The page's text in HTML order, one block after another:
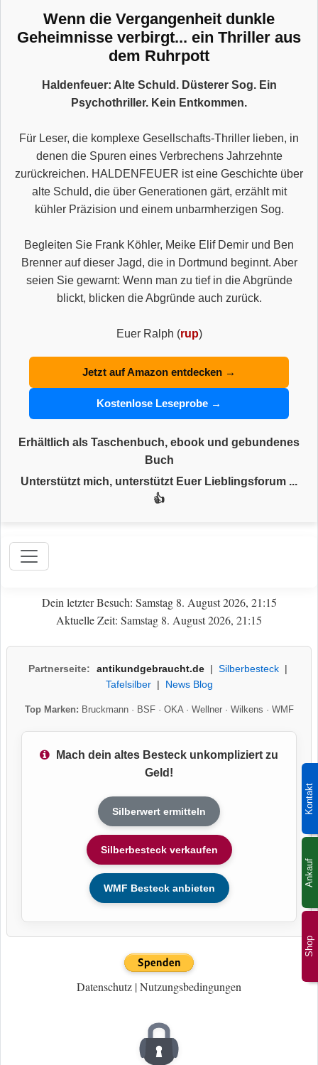
Shop
Kontakt
Ankauf
Wenn die Vergangenheit dunkle
Geheimnisse verbirgt... ein Thriller aus
dem Ruhrpott
Haldenfeuer: Alte Schuld. Düsterer Sog. Ein
Psychothriller. Kein Entkommen.
Für Leser, die komplexe Gesellschafts-Thriller lieben, in
denen die Spuren eines Verbrechens Jahrzehnte
zurückreichen. HALDENFEUER ist eine Geschichte über
alte Schuld, die über Generationen gärt, erzählt mit
kühler Präzision und einem unbarmherzigen Sog.
Begleiten Sie Frank Köhler, Meike Elif Demir und Ben
Brenner auf dieser Jagd, die in Dortmund beginnt. Aber
seien Sie gewarnt: Wenn man zu tief in die Abgründe
blickt, blicken die Abgründe auch zurück.
Euer Ralph (rup)
Jetzt auf Amazon entdecken →
Kostenlose Leseprobe →
Erhältlich als Taschenbuch, ebook und gebundenes
Buch
Unterstützt mich, unterstützt Euer Lieblingsforum ...
👍
Dein letzter Besuch: Samstag 8. August 2026, 21:15
Aktuelle Zeit: Samstag 8. August 2026, 21:15
Partnerseite: antikundgebraucht.de| Silberbesteck|
Tafelsilber| News Blog
Top Marken: Bruckmann· BSF· OKA· Wellner· Wilkens · WMF
Mach dein altes Besteck unkompliziert zu
Geld!
Silberwert ermitteln
Silberbesteck verkaufen
WMF Besteck anbieten
Datenschutz |Nutzungsbedingungen